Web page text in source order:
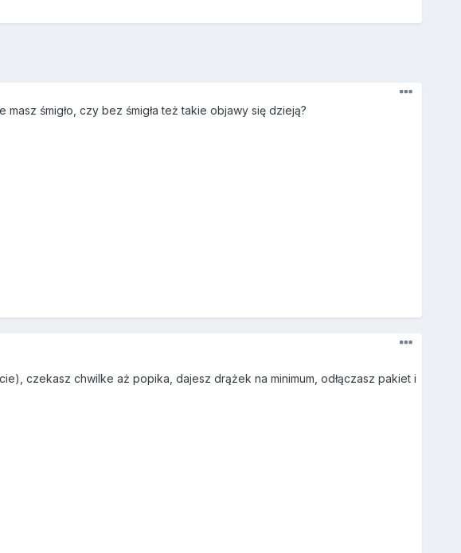
śmigło, czy bez śmigła też takie objawy się dzieją?
czekasz chwilke aż popika, dajesz drążek na minimum, odłączasz pakiet i